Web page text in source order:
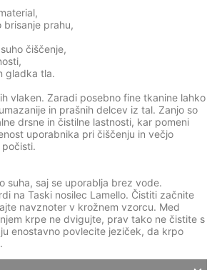
brisanje prahu,
čiščenje,
gladka tla.
vlaken. Zaradi posebno fine tkanine lahko
in prašnih delcev iz tal. Zanjo so
drsne in čistilne lastnosti, kar pomeni
uporabnika pri čiščenju in večjo
suha, saj se uporablja brez vode.
na Taski nosilec Lamello. Čistiti začnite
navznoter v krožnem vzorcu. Med
krpe ne dvigujte, prav tako ne čistite s
enostavno povlecite jeziček, da krpo